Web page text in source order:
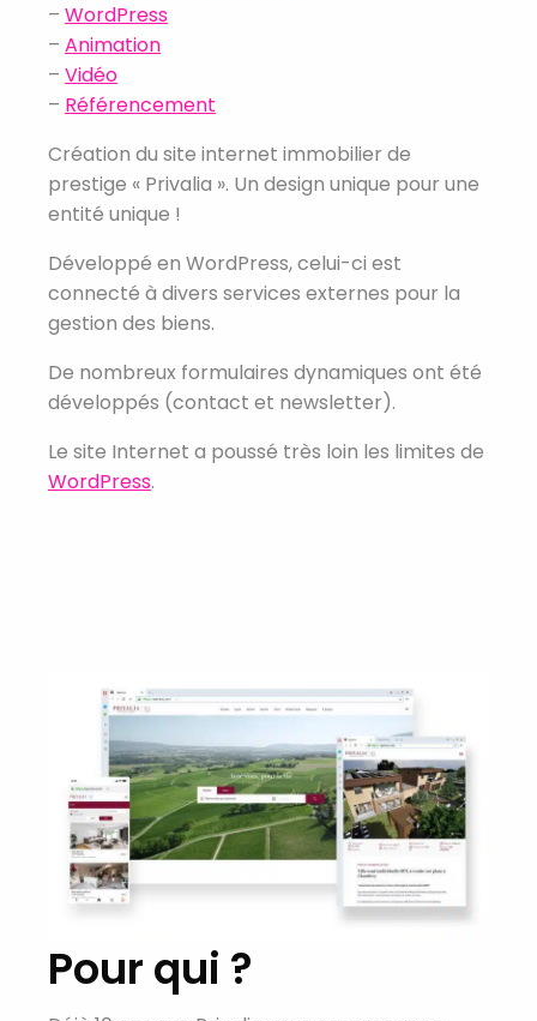
– WordPress
– Animation
– Vidéo
– Référencement
Création du site internet immobilier de
prestige « Privalia ». Un design unique pour une
entité unique !
Développé en WordPress, celui-ci est
connecté à divers services externes pour la
gestion des biens.
De nombreux formulaires dynamiques ont été
développés (contact et newsletter).
Le site Internet a poussé très loin les limites de
WordPress.
Pour qui ?